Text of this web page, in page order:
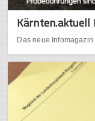
Kärnten.aktuell
Das neue Infomagazin